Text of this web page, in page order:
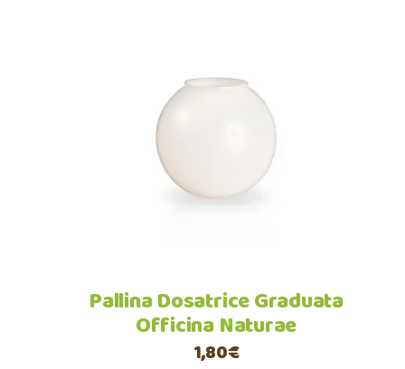
Aggiungi al carrello
Pallina Dosatrice Graduata
Officina Naturae
1,80€